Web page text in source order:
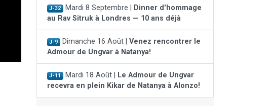
J-32 Mardi 8 Septembre |
Dinner d'hommage
au Rav Sitruk à Londres — 10 ans déjà
J-9 Dimanche 16 Août | Venez rencontrer le
Admour de Ungvar à Natanya!
J-11 Mardi 18 Août |
Le Admour de Ungvar
recevra en plein Kikar de Natanya à Alonzo!